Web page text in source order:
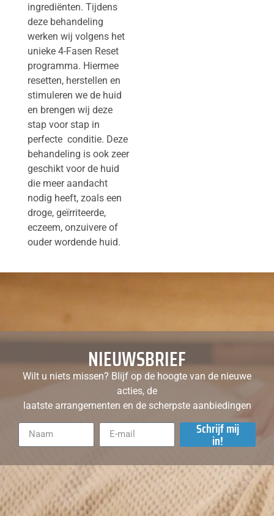
ingrediënten. Tijdens
deze behandeling
werken wij volgens het
unieke 4-Fasen Reset
programma. Hiermee
resetten, herstellen en
stimuleren we de huid
en brengen wij deze
stap voor stap in
perfecte conditie. Deze
behandeling is ook zeer
geschikt voor de huid
die meer aandacht
nodig heeft, zoals een
droge, geïrriteerde,
eczeem, onzuivere of
ouder wordende huid.
NIEUWSBRIEF
Wilt u niets missen? Blijf op de hoogte van de nieuwe
acties, de
laatste arrangementen en de scherpste aanbiedingen
Schrijf mij
in!